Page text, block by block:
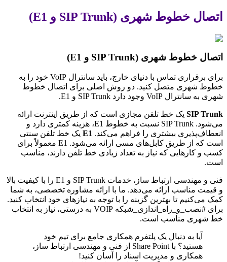
اتصال خطوط شهری (SIP Trunk و E1)
اتصال خطوط شهری (SIP Trunk و E1)
برای برقراری تماس با دنیای خارج، باید سانترال VoIP خود را به
خطوط شهری متصل کنید. دو روش اصلی برای اتصال خطوط
شهری به سانترال VoIP وجود دارد SIP Trunk و E1.
SIP Trunk یک خط تلفن مجازی است که از طریق اینترنت ارائه
می‌شود. SIP Trunk نسبت به خطوط E1، هزینه کمتری دارد و
انعطاف‌پذیری بیشتری را فراهم می‌کند. E1 یک خط تلفن سنتی
است که از طریق کابل‌های مسی ارائه می‌شود. E1 معمولاً برای
کسب و کارهایی که نیاز به تعداد زیادی خط تلفن دارند، مناسب
است.
فنی و مهندسی ارتباط ساز، خدمات SIP Trunk و E1 را با کیفیت بالا
و قیمت مناسب ارائه می‌دهد. ما با ارائه مشاوره تخصصی، به شما
کمک می‌کنیم تا بهترین گزینه را با توجه به نیازهای خود انتخاب کنید.
برای #نصب_و_راه_اندازی_شبکه VOIP به درستی، نیاز به انتخاب
خط شهری مناسب است.
آیا به دنبال یک پلتفرم همکاری جامع برای تیم خود
هستید؟ با Share Point از فنی و مهندسی ارتباط ساز،
همکاری و مدیریت اسناد را آسان کنید!